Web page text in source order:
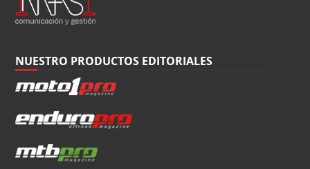
NUESTRO PRODUCTOS EDITORIALES